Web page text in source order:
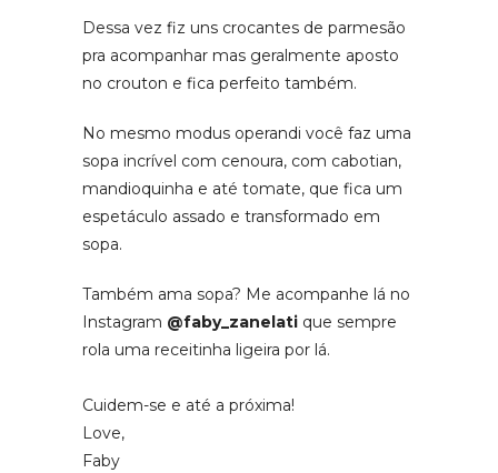
Dessa vez fiz uns crocantes de parmesão
pra acompanhar mas geralmente aposto
no crouton e fica perfeito também.
No mesmo modus operandi você faz uma
sopa incrível com cenoura, com cabotian,
mandioquinha e até tomate, que fica um
espetáculo assado e transformado em
sopa.
Também ama sopa? Me acompanhe lá no
Instagram @faby_zanelati que sempre
rola uma receitinha ligeira por lá.
Cuidem-se e até a próxima!
Love,
Faby